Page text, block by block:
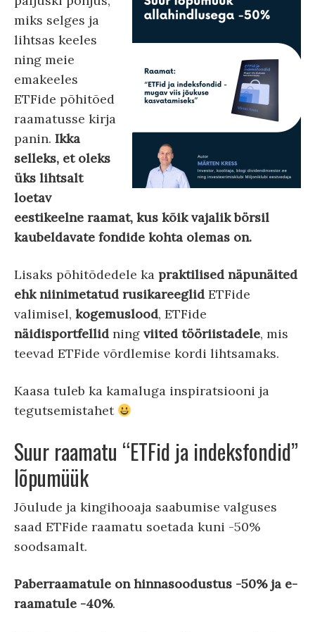
miks selges ja
lihtsas keeles
ning meie
emakeeles
ETFide põhitõed
raamatusse kirja
panin. Ikka
selleks, et oleks
üks lihtsalt
loetav
eestikeelne raamat, kus kõik vajalik börsil
kaubeldavate fondide kohta olemas on.
Lisaks põhitõdedele ka praktilised näpunäited
ehk niinimetatud rusikareeglid ETFide
valimisel, kogemuslood, ETFide
näidisportfellid ning viited tööriistadele, mis
teevad ETFide võrdlemise kordi lihtsamaks.
Kaasa tuleb ka kamaluga inspiratsiooni ja
tegutsemistahet
Suur raamatu “ETFid ja indeksfondid”
lõpumüük
Jõulude ja kingihooaja saabumise valguses
saad ETFide raamatu soetada kuni -50%
soodsamalt.
Paberraamatule on hinnasoodustus -50% ja e-
raamatule -40%.